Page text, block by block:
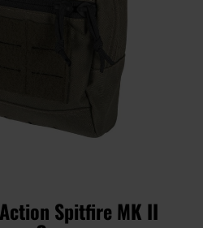
Spitfire MK II